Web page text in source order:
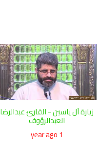
زيارة آل ياسين - القارئ عبدالرضا
العبدالرؤوف
1 year ago